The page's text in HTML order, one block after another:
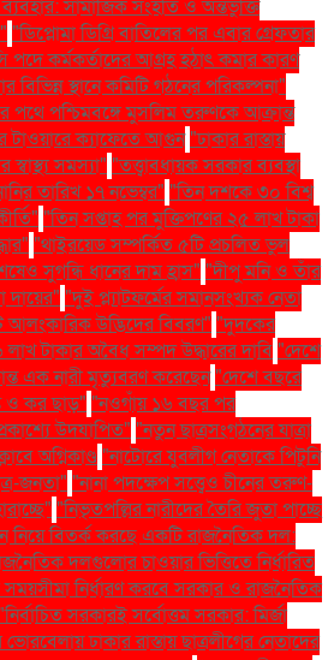
সামাজিক সংহতি ও অন্তর্ভুক্তি
"ডিপ্লোমা ডিগ্রি বাতিলের পর এবার গ্রেফতার
পদে কর্মকর্তাদের আগ্রহ হঠাৎ কমার কারণ
বিভিন্ন স্থানে কমিটি গঠনের পরিকল্পনা"
পথে পশ্চিমবঙ্গে মুসলিম তরুণকে আক্রান্ত
টাওয়ারে ক্যাফেতে আগুন"ঢাকার রাস্তায়
সমস্যা" "তত্ত্বাবধায়ক সরকার ব্যবস্থা
তারিখ ১৭ নভেম্বর" "তিন দশকে ৩০ বিশ্ব
"তিন সপ্তাহ পর মুক্তিপণের ২৫ লাখ টাকা
"থাইরয়েড সম্পর্কিত ৫টি প্রচলিত ভুল
সুগন্ধি ধানের দাম হ্রাস" "দীপু মনি ও তাঁর
দায়ের" "দুই প্ল্যাটফর্মের সমানসংখ্যক নেতা
আলংকারিক উদ্ভিদের বিবরণ" "দুদকের
লাখ টাকার অবৈধ সম্পদ উদ্ধারের দাবি"দেশে
এক নারী মৃত্যুবরণ করেছেন"দেশে বছরে
ও কর ছাড়" "নওগাঁয় ১৬ বছর পর
প্রকাশ্যে উদযাপিত" "নতুন ছাত্রসংগঠনের যাত্রা
অগ্নিকাণ্ড"নাটোরে যুবলীগ নেতাকে পিটুনি
জনতা" "নানা পদক্ষেপ সত্ত্বেও চীনের তরুণ-
"নিভৃতপল্লির নারীদের তৈরি জুতা পাচ্ছে
নিয়ে বিতর্ক করছে একটি রাজনৈতিক দল:
দলগুলোর চাওয়ার ভিত্তিতে নির্ধারিত
সময়সীমা নির্ধারণ করবে সরকার ও রাজনৈতিক
সরকারই সর্বোত্তম সরকার: মির্জা
ঢাকার রাস্তায় ছাত্রলীগের নেতাদের